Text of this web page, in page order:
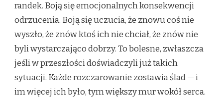
randek. Boją się emocjonalnych konsekwencji
odrzucenia. Boją się uczucia, że znowu coś nie
wyszło, że znów ktoś ich nie chciał, że znów nie
byli wystarczająco dobrzy. To bolesne, zwłaszcza
jeśli w przeszłości doświadczyli już takich
sytuacji. Każde rozczarowanie zostawia ślad — i
im więcej ich było, tym większy mur wokół serca.